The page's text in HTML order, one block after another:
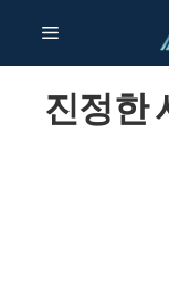
츠
메
뉴
진정한